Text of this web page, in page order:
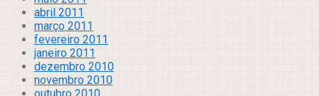
abril 2011
março 2011
fevereiro 2011
janeiro 2011
dezembro 2010
novembro 2010
outubro 2010